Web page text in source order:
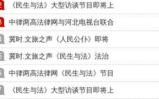
将在河北电视台上线
《民生与法》大型访谈节目即将上
线
中律两高法律网与河北电视台联合
推出《民生与法》大型访谈节目即
将上线
冀时.文旅之声《人民公仆》即将
上线
冀时.文旅之声《民生与法》法治
护航民生路 公平正义暖民心
中律两高法律网《民生与法》节目
将在河北电视台上线
《民生与法》大型访谈节目即将上